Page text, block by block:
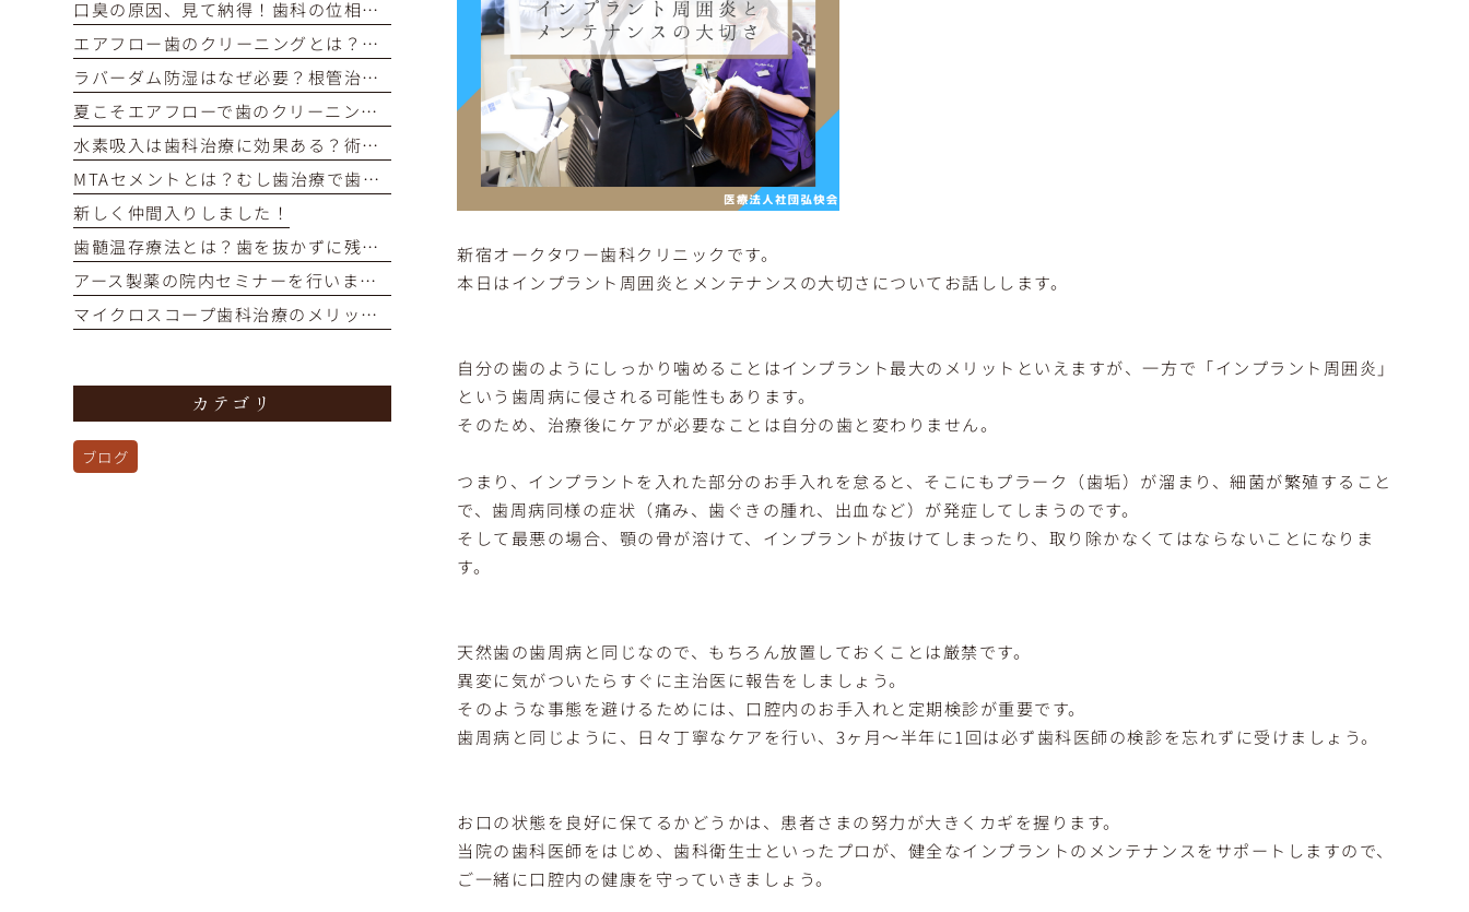
新宿オークタワー歯科クリニックです。
本日はインプラント周囲炎とメンテナンスの大切さについてお話しします。
自分の歯のようにしっかり噛めることはインプラント最大のメリットといえますが、一方で「インプラント周囲炎」
という歯周病に侵される可能性もあります。
そのため、治療後にケアが必要なことは自分の歯と変わりません。
つまり、インプラントを入れた部分のお手入れを怠ると、そこにもプラーク（歯垢）が溜まり、細菌が繁殖すること
で、歯周病同様の症状（痛み、歯ぐきの腫れ、出血など）が発症してしまうのです。
そして最悪の場合、顎の骨が溶けて、インプラントが抜けてしまったり、取り除かなくてはならないことになりま
す。
天然歯の歯周病と同じなので、もちろん放置しておくことは厳禁です。
異変に気がついたらすぐに主治医に報告をしましょう。
そのような事態を避けるためには、口腔内のお手入れと定期検診が重要です。
歯周病と同じように、日々丁寧なケアを行い、3ヶ月～半年に1回は必ず歯科医師の検診を忘れずに受けましょう。
お口の状態を良好に保てるかどうかは、患者さまの努力が大きくカギを握ります。
当院の歯科医師をはじめ、歯科衛生士といったプロが、健全なインプラントのメンテナンスをサポートしますので、
ご一緒に口腔内の健康を守っていきましょう。
口臭の原因、見て納得！歯科の位相差顕微鏡で口内細菌をチェック
エアフロー歯のクリーニングとは？痛くない・短時間で着色汚れをオフ
ラバーダム防湿はなぜ必要？根管治療の成功率を高める重要な役割
夏こそエアフローで歯のクリーニングを！
水素吸入は歯科治療に効果ある？術後の回復を早めるメカニズム解説
MTAセメントとは？むし歯治療で歯の神経を残す選択肢を解説
新しく仲間入りしました！
歯髄温存療法とは？歯を抜かずに残すための選択肢を解説
アース製薬の院内セミナーを行いました！
マイクロスコープ歯科治療のメリットとは？再治療を防ぎ歯を残す精密治療
カテゴリ
ブログ